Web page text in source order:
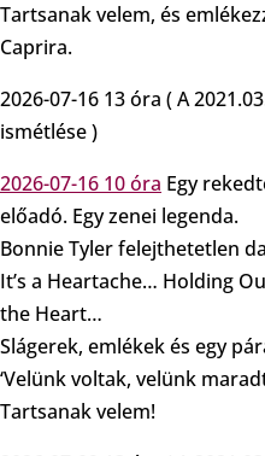
Tartsanak velem, és
Caprira.
2026-07-16 13 óra ( A
ismétlése )
2026-07-16 10 óra Egy
előadó. Egy zenei legenda.
Bonnie Tyler felejthetetlen
It’s a Heartache… Holding
the Heart…
Slágerek, emlékek és egy
‘Velünk voltak, velünk
Tartsanak velem!